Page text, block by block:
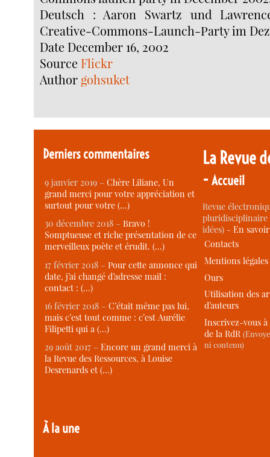
Deutsch : Aaron Swartz und
Creative-Commons-Launch-Party im
Date December 16, 2002
Source Flickr
Author gohsuket
Derniers commentaires
9 janvier 2019 –Chère Liliane, Un
grand merci pour votre appréciation et
surtout pour votre (…)
30 décembre 2018 –Bravo !
Somptueuse et riche présentation de ce
merveilleux poète et érudit. (…)
17 février 2018 –Pour cette annonce qui
date, j’ai changé d’adresse mail :
contact : (…)
16 février 2018 –C’était même pas lui,
mais c’est tout comme : c’est Aurélie
Filipetti qui a (…)
29 août 2017 –Encore un grand merci à
la Revue des Ressources, à Louise
Desrenards et (…)
À la une
La Revue
-Accueil
Revue
idées) -En
Contacts
Mentions légales
Ours
Utilisation des
d’auteurs
Inscrivez-vous
de la RdR
ni contenu)